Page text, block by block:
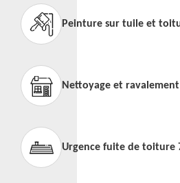
Peinture sur tuile et
Nettoyage et
Urgence fuite de toiture